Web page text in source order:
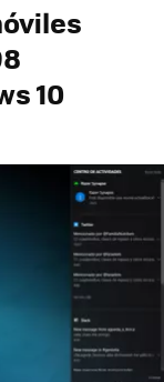
10